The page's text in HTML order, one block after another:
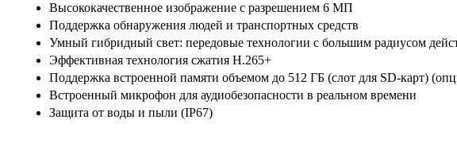
Высококачественное изображение с разрешением 6 МП
Поддержка обнаружения людей и транспортных средств
Умный гибридный свет: передовые технологии с большим радиусом
Эффективная технология сжатия H.265+
Поддержка встроенной памяти объемом до 512 ГБ (слот для SD-карт)
Встроенный микрофон для аудиобезопасности в реальном времени
Защита от воды и пыли (IP67)